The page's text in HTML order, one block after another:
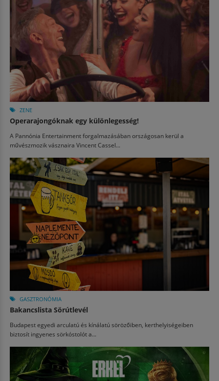
ZENE
Operarajongóknak egy különlegesség!
A Pannónia Entertainment forgalmazásában országosan kerül a
művészmozik vásznaira Vincent Cassel...
GASZTRONÓMIA
Bakancslista Sörútlevél
Budapest egyedi arculatú és kínálatú sörözőiben, kerthelyiségeiben
biztosít ingyenes sörkóstolót a...